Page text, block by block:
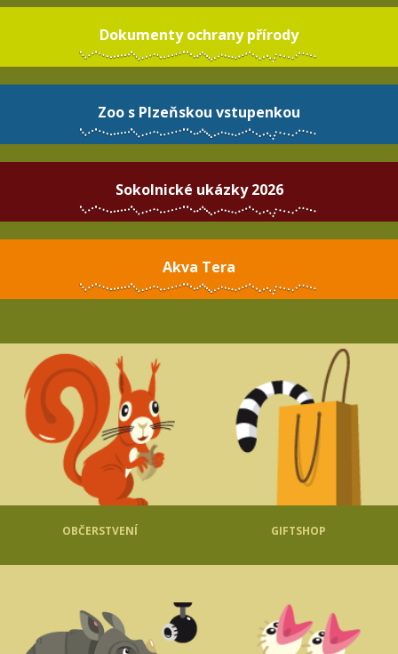
Dokumenty ochrany přírody
Zoo s Plzeňskou vstupenkou
Sokolnické ukázky 2026
Akva Tera
OBČERSTVENÍ GIFTSHOP